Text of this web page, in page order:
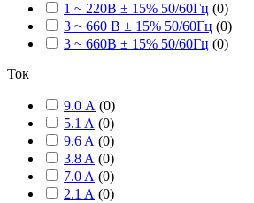
1 ~ 220В ± 15% 50/60Гц (0)
3 ~ 660 В ± 15% 50/60Гц (0)
3 ~ 660В ± 15% 50/60Гц (0)
Ток
9.0 А (0)
5.1 A (0)
9.6 A (0)
3.8 A (0)
7.0 A (0)
2.1 A (0)